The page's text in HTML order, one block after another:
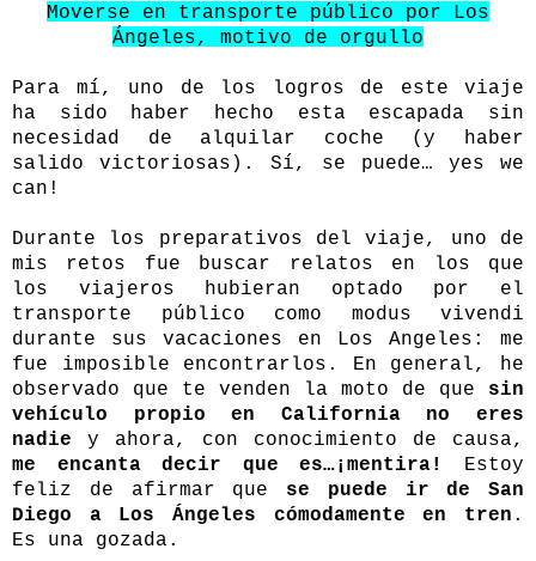
Moverse en transporte público por Los
Ángeles, motivo de orgullo
Para mí, uno de los logros de este viaje
ha sido haber hecho esta escapada sin
necesidad de alquilar coche (y haber
salido victoriosas). Sí, se puede… yes we
can!
Durante los preparativos del viaje, uno de
mis retos fue buscar relatos en los que
los viajeros hubieran optado por el
transporte público como modus vivendi
durante sus vacaciones en Los Angeles: me
fue imposible encontrarlos. En general, he
observado que te venden la moto de que sin
vehículo propio en California no eres
nadie y ahora, con conocimiento de causa,
me encanta decir que es…¡mentira! Estoy
feliz de afirmar que se puede ir de San
Diego a Los Ángeles cómodamente en tren .
Es una gozada.